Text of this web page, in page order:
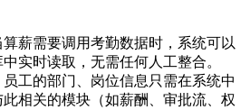
算薪需要调用考勤数据时，系统可以
实时读取，无需任何人工整合。
员工的部门、岗位信息只需在系统中
相关的模块（如薪酬、审批流、权